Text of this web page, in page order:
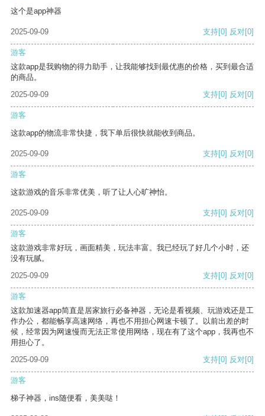
这个是app神器
2025-09-09 支持[0] 反对[0]
游客
这款app是我购物的得力助手，让我能够找到最优惠的价格，买到最合适
的商品。
2025-09-09
支持[0] 反对[0]
游客
这款app的物流非常快捷，我下单后很快就能收到商品。
2025-09-09 支持[0] 反对[0]
游客
这款游戏的音乐非常优美，听了让人心旷神怡。
2025-09-09 支持[0] 反对[0]
游客
这款游戏非常好玩，画面精美，玩法丰富。我已经玩了好几个小时，还
没有玩腻。
2025-09-09
支持[0] 反对[0]
游客
这款加速器app简直是居家旅行必备神器，无论是看视频、玩游戏还是工
作办公，都能畅享高速网络，再也不用担心网速卡顿了。以前出差的时
候，经常因为网速慢而无法正常使用网络，现在有了这个app，我再也不
用担心了。
2025-09-09
支持[0] 反对[0]
游客
梯子神器，ins随便看，美美哒！